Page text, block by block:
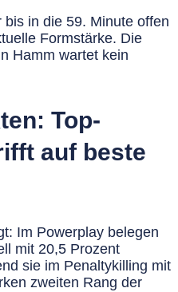
in die 59. Minute offen
Formstärke. Die
Hamm wartet kein
Top-
auf beste
Im Powerplay belegen
mit 20,5 Prozent
sie im Penaltykilling mit
zweiten Rang der